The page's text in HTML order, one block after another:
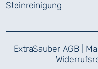
Steinreinigung
ExtraSauber AGB